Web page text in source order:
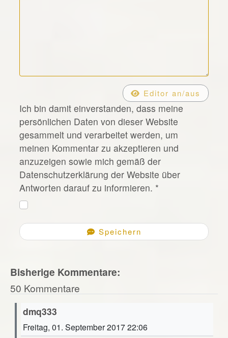
Editor an/aus
Ich bin damit einverstanden, dass meine
persönlichen Daten von dieser Website
gesammelt und verarbeitet werden, um
meinen Kommentar zu akzeptieren und
anzuzeigen sowie mich gemäß der
Datenschutzerklärung der Website über
Antworten darauf zu informieren. *
Speichern
Bisherige Kommentare:
50 Kommentare
dmq333
Freitag, 01. September 2017 22:06